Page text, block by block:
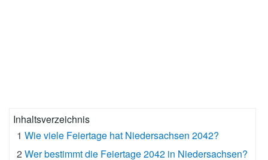
Inhaltsverzeichnis
1 Wie viele Feiertage hat Niedersachsen 2042?
2 Wer bestimmt die Feiertage 2042 in Niedersachsen?